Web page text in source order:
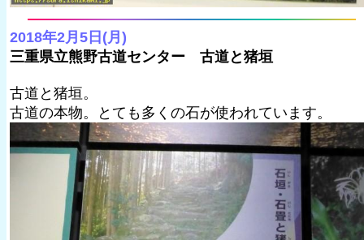
2018年2月5日(月)
三重県立熊野古道センター 古道と猪垣
古道と猪垣。
古道の本物。とても多くの石が使われています。